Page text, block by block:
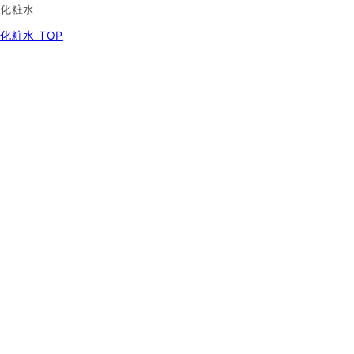
化粧水
化粧水 TOP